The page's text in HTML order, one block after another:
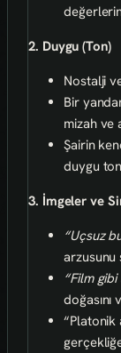
değerlerin
2. Duygu (Ton)
Nostalji
Bir
mizah ve
Şairin
duygu
3. İmgeler ve
“Uçsuz
arzusunu
“Film gibi
doğasını
“Platonik